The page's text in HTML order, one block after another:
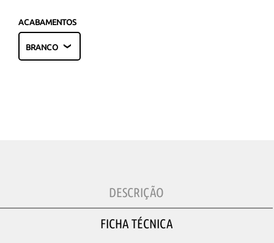
ACABAMENTOS
DESCRIÇÃO
FICHA TÉCNICA